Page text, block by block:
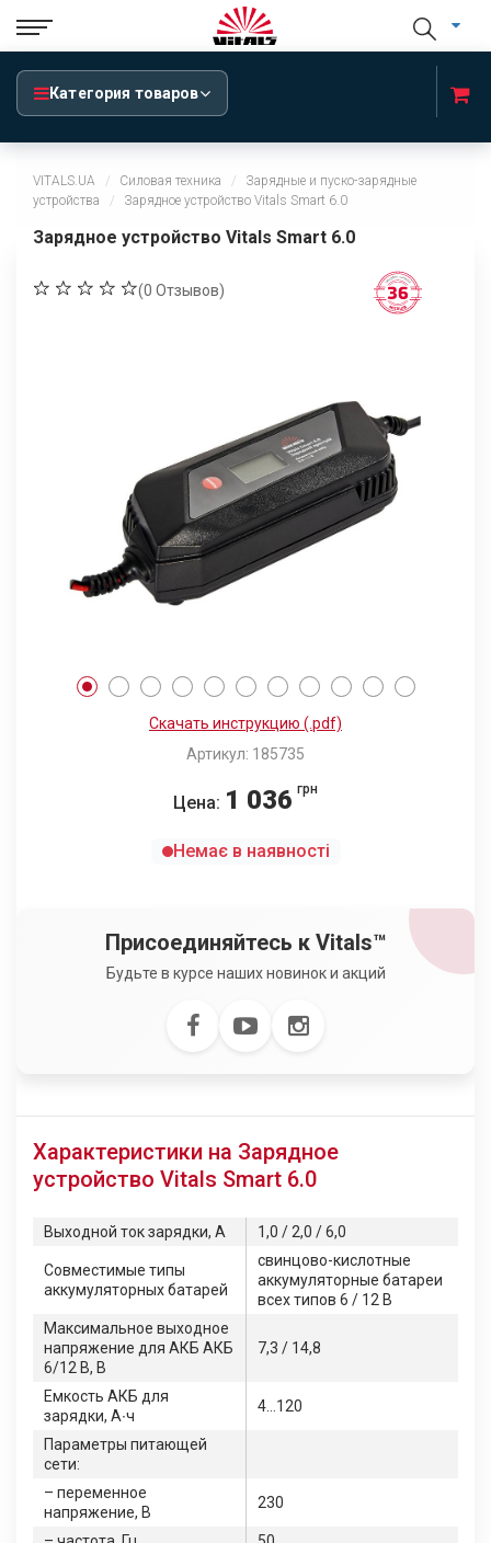
Категория товаров
VITALS.UA Силовая техника
Зарядные и пуско-зарядные
устройства
Зарядное устройство Vitals Smart 6.0
Зарядное устройство Vitals Smart 6.0
(0 Отзывов)
Скачать инструкцию (.pdf)
Артикул: 185735
Цена: 1 036 грн
Немає в наявності
Присоединяйтесь к Vitals™
Будьте в курсе наших новинок и акций
Характеристики на Зарядное
устройство Vitals Smart 6.0
Выходной ток зарядки, А 1,0 / 2,0 / 6,0
Совместимые типы
аккумуляторных батарей
свинцово-кислотные
аккумуляторные батареи
всех типов 6 / 12 В
Максимальное выходное
напряжение для АКБ АКБ
6/12 В, В
7,3 / 14,8
Емкость АКБ для
зарядки, А∙ч
4…120
Параметры питающей
сети:
– переменное
напряжение, В
230